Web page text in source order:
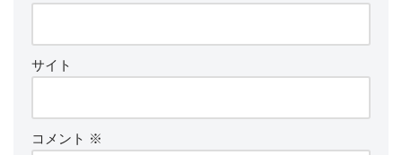
サイト
コメント ※